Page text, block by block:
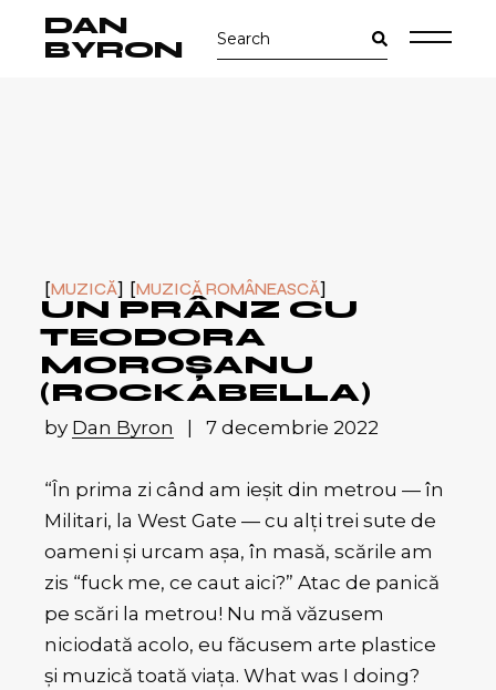
content
DAN
BYRON
for:
MUZICĂ MUZICĂ ROMÂNEASCĂ
UN PRÂNZ CU
TEODORA
MOROȘANU
(ROCKABELLA)
by Dan Byron 7 decembrie 2022
“În prima zi când am ieșit din metrou — în
Militari, la West Gate — cu alți trei sute de
oameni și urcam așa, în masă, scările am
zis “fuck me, ce caut aici?” Atac de panică
pe scări la metrou! Nu mă văzusem
niciodată acolo, eu făcusem arte plastice
și muzică toată viața. What was I doing?